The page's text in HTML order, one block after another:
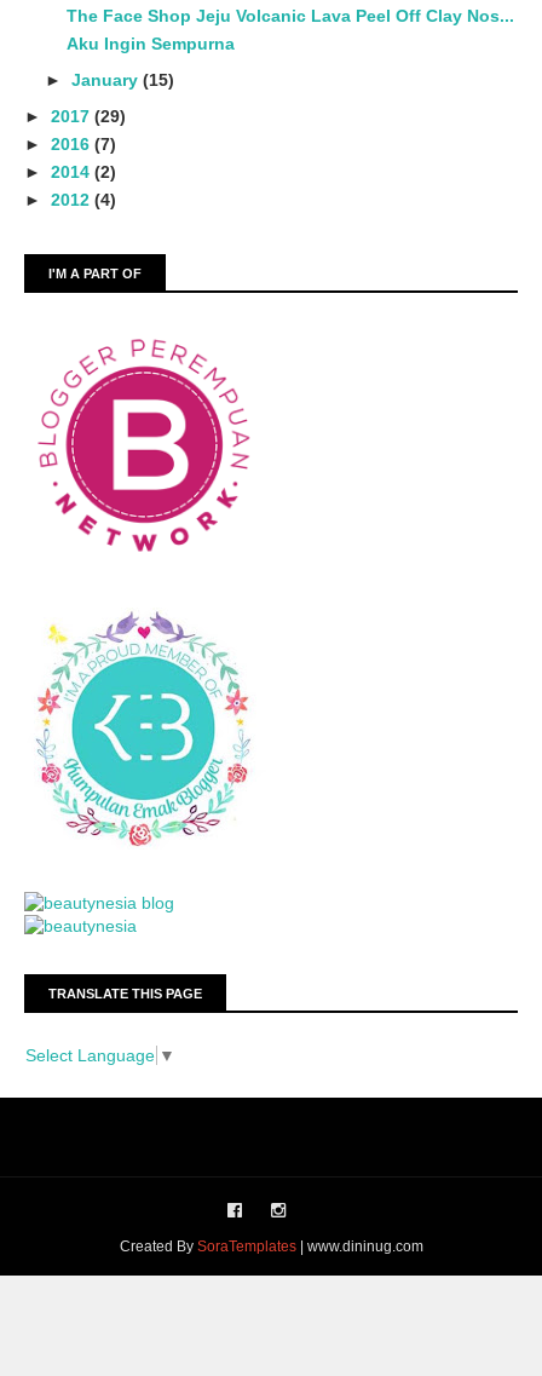
The Face Shop Jeju Volcanic Lava Peel Off Clay Nos...
Aku Ingin Sempurna
► January (15)
► 2017 (29)
► 2016 (7)
► 2014 (2)
► 2012 (4)
I'M A PART OF
TRANSLATE THIS PAGE
Select Language ▼
Created By SoraTemplates| www.dininug.com